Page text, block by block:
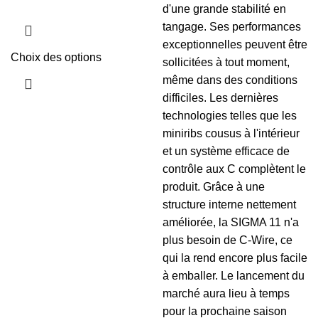
Choix des options
d'une grande stabilité en
tangage. Ses performances
exceptionnelles peuvent être
sollicitées à tout moment,
même dans des conditions
difficiles. Les dernières
technologies telles que les
miniribs cousus à l'intérieur
et un système efficace de
contrôle aux C complètent le
produit. Grâce à une
structure interne nettement
améliorée, la SIGMA 11 n'a
plus besoin de C-Wire, ce
qui la rend encore plus facile
à emballer. Le lancement du
marché aura lieu à temps
pour la prochaine saison